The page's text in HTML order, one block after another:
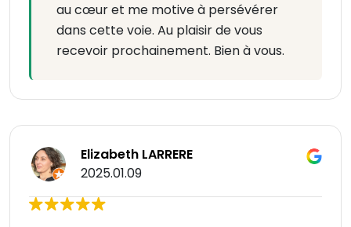
au cœur et me motive à persévérer
dans cette voie. Au plaisir de vous
recevoir prochainement. Bien à vous.
Elizabeth LARRERE
2025.01.09